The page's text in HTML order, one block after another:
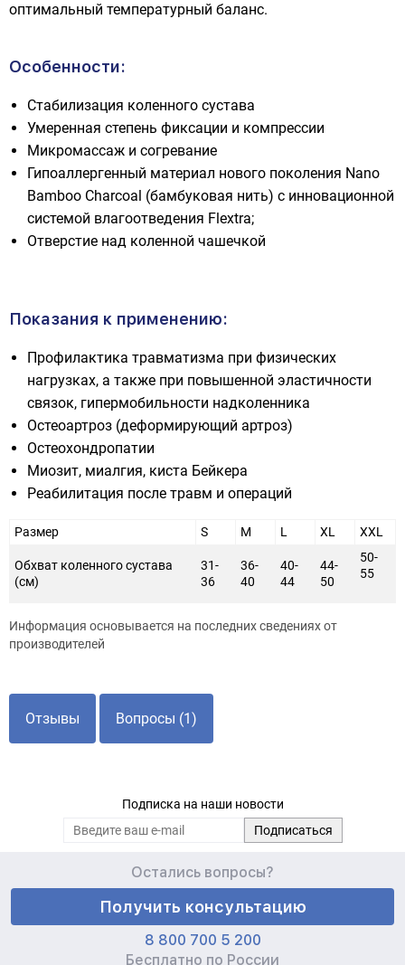
оптимальный температурный баланс.
Особенности:
Стабилизация коленного сустава
Умеренная степень фиксации и компрессии
Микромассаж и согревание
Гипоаллергенный материал нового поколения Nano
Bamboo Charcoal (бамбуковая нить) с инновационной
системой влагоотведения Flextra;
Отверстие над коленной чашечкой
Показания к применению:
Профилактика травматизма при физических
нагрузках, а также при повышенной эластичности
связок, гипермобильности надколенника
Остеоартроз (деформирующий артроз)
Остеохондропатии
Миозит, миалгия, киста Бейкера
Реабилитация после травм и операций
Размер S M L XL XXL
Обхват коленного сустава
(см)
31-
36
36-
40
40-
44
44-
50
50-
55
Информация основывается на последних сведениях от
производителей
Отзывы Вопросы (1)
Подписка на наши новости
Остались вопросы?
Получить консультацию
8 800 700 5 200
Бесплатно по России